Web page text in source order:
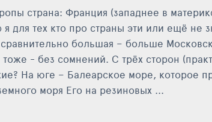
страна: Франция (западнее в
для тех кто про страны эти или ещё не
большая – больше
- без сомнений. С трёх сторон
На юге – Балеарское море, которое
моря Его на резиновых ...